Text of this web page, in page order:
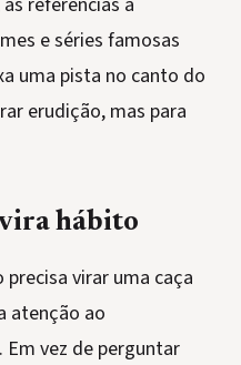
e séries famosas
uma pista no canto do
erudição, mas para
hábito
virar uma caça
atenção ao
vez de perguntar